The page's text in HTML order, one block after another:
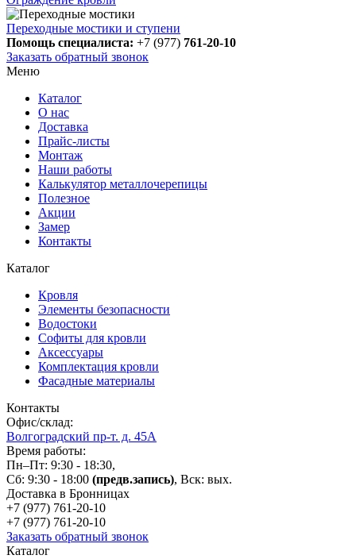
Переходные мостики и ступени
Помощь специалиста: +7 (977) 761-20-10
Заказать обратный звонок
Меню
Каталог
О нас
Доставка
Прайс-листы
Монтаж
Наши работы
Калькулятор металлочерепицы
Полезное
Акции
Замер
Контакты
Каталог
Кровля
Элементы безопасности
Водостоки
Софиты для кровли
Аксессуары
Комплектация кровли
Фасадные материалы
Контакты
Офис/склад:
Волгоградский пр-т. д. 45А
Время работы:
Пн–Пт: 9:30 - 18:30,
Сб: 9:30 - 18:00 (предв.запись), Вск: вых.
Доставка в Бронницах
+7 (977) 761-20-10
+7 (977) 761-20-10
Заказать обратный звонок
Каталог